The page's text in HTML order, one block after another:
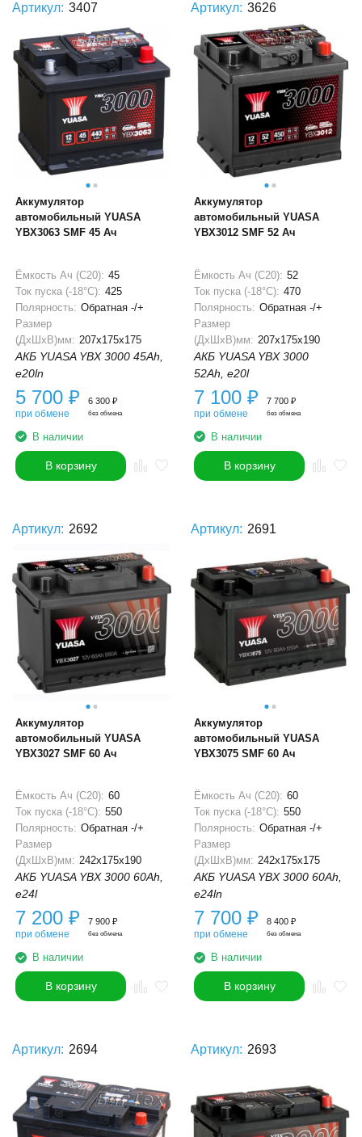
Артикул: 3407
Аккумулятор
автомобильный YUASA
YBX3063 SMF 45 Ач
Ёмкость Ач (С20): 45
Ток пуска (-18°С): 425
Полярность: Обратная -/+
Размер
(ДхШхВ)мм: 207x175x175
АКБ YUASA YBX 3000 45Ah,
e20ln
5 700 ₽
при обмене
6 300 ₽
без обмена
В наличии
В корзину
Артикул: 3626
Аккумулятор
автомобильный YUASA
YBX3012 SMF 52 Ач
Ёмкость Ач (С20): 52
Ток пуска (-18°С): 470
Полярность: Обратная -/+
Размер
(ДхШхВ)мм: 207x175x190
АКБ YUASA YBX 3000
52Ah, e20l
7 100 ₽
при обмене
7 700 ₽
без обмена
В наличии
В корзину
Артикул: 2692
Аккумулятор
автомобильный YUASA
YBX3027 SMF 60 Ач
Ёмкость Ач (С20): 60
Ток пуска (-18°С): 550
Полярность: Обратная -/+
Размер
(ДхШхВ)мм: 242x175x190
АКБ YUASA YBX 3000 60Ah,
e24l
7 200 ₽
при обмене
7 900 ₽
без обмена
В наличии
В корзину
Артикул: 2691
Аккумулятор
автомобильный YUASA
YBX3075 SMF 60 Ач
Ёмкость Ач (С20): 60
Ток пуска (-18°С): 550
Полярность: Обратная -/+
Размер
(ДхШхВ)мм: 242x175x175
АКБ YUASA YBX 3000 60Ah,
e24ln
7 700 ₽
при обмене
8 400 ₽
без обмена
В наличии
В корзину
Артикул: 2694 Артикул: 2693